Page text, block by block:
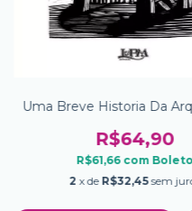
Uma Breve Historia Da
R$64,90
R$61,66 com Boleto
2 x de R$32,45 sem